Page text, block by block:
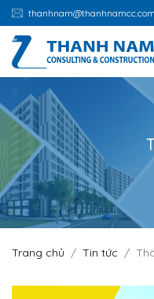
thanhnam@thanhnamcc.com
TRANG CHỦ
GIỚI THIỆU
DỊCH VỤ
DỰ ÁN
Trang chủ Tin tức